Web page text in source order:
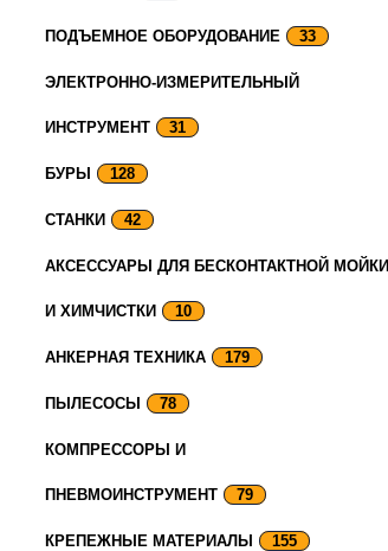
ПОДЪЕМНОЕ ОБОРУДОВАНИЕ 33
ЭЛЕКТРОННО-ИЗМЕРИТЕЛЬНЫЙ
ИНСТРУМЕНТ 31
БУРЫ 128
СТАНКИ 42
АКСЕССУАРЫ ДЛЯ БЕСКОНТАКТНОЙ МОЙКИ
И ХИМЧИСТКИ 10
АНКЕРНАЯ ТЕХНИКА 179
ПЫЛЕСОСЫ 78
КОМПРЕССОРЫ И
ПНЕВМОИНСТРУМЕНТ 79
КРЕПЕЖНЫЕ МАТЕРИАЛЫ 155